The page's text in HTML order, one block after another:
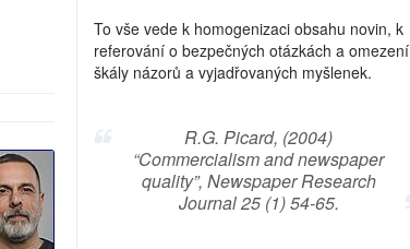
To vše vede k homogenizaci obsahu novin, k
referování o bezpečných otázkách a omezení
škály názorů a vyjadřovaných myšlenek.
R.G. Picard, (2004)
“Commercialism and newspaper
quality”, Newspaper Research
Journal 25 (1) 54-65.